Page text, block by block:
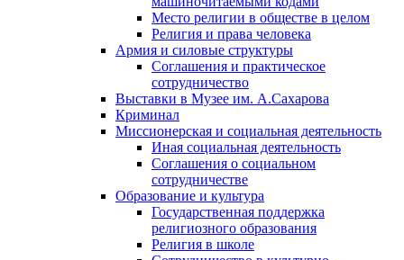
Место религии в обществе в целом
Религия и права человека
Армия и силовые структуры
Соглашения и практическое
сотрудничество
Выставки в Музее им. А.Сахарова
Криминал
Миссионерская и социальная деятельность
Иная социальная деятельность
Соглашения о социальном
сотрудничестве
Образование и культура
Государственная поддержка
религиозного образования
Религия в школе